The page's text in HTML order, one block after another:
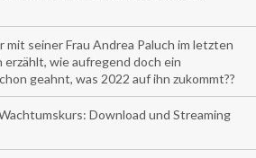
mit seiner Frau Andrea Paluch im letzten
erzählt, wie aufregend doch ein
geahnt, was 2022 auf ihn zukommt??
Download und Streaming